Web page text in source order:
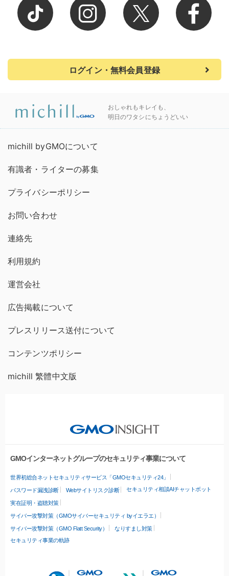
ログイン・無料会員登録
おしゃれもキレイも、
明日のワタシにちょうどいい
michill byGMOについて
有識者・ライターの募集
プライバシーポリシー
お問い合わせ
連絡先
利用規約
運営会社
広告掲載について
プレスリリース送付について
コンテンツポリシー
michill 繁體中文版
GMOインターネットグループのセキュリティ事業について
世界初総合ネットセキュリティサービス「GMOセキュリティ24」
パスワード漏洩診断 Webサイトリスク診断 セキュリティ相談AIチャットボット
実在証明・盗聴対策
サイバー攻撃対策（GMOサイバーセキュリティ byイエラエ）
サイバー攻撃対策（GMO Flatt Security）
なりすまし対策
セキュリティ事業の軌跡